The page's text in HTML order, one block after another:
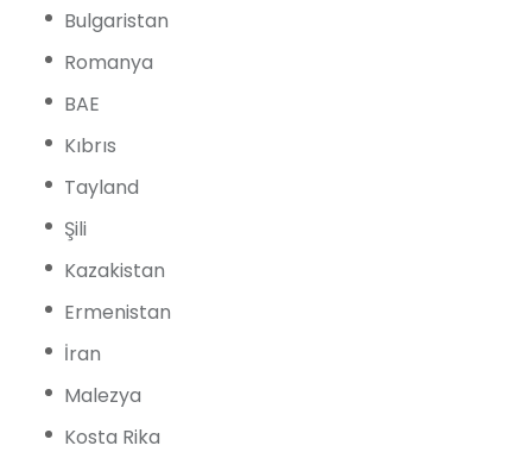
Bulgaristan
Romanya
BAE
Kıbrıs
Tayland
Şili
Kazakistan
Ermenistan
İran
Malezya
Kosta Rika